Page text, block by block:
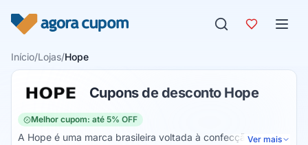
Início/Lojas/Hope
Cupons de desconto Hope
Melhor cupom: até 5% OFF
A Hope é uma marca brasileira voltada à confecção e venda
Ver mais